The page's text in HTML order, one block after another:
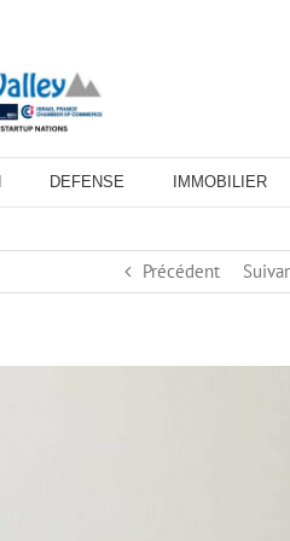
DEFENSE IMMOBILIER
Précédent